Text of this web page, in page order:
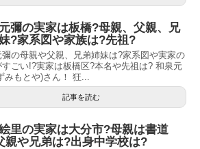
彌の実家は板橋?母親、父親、兄
?家系図や家族は?先祖?
の母親や父親、兄弟姉妹は?家系図や実家の
すごい!?実家は板橋区?本名や先祖は? 和泉元
みもとや)さん！ 狂...
記事を読む
里の実家は大分市?母親は書道
親や兄弟は?出身中学校は?